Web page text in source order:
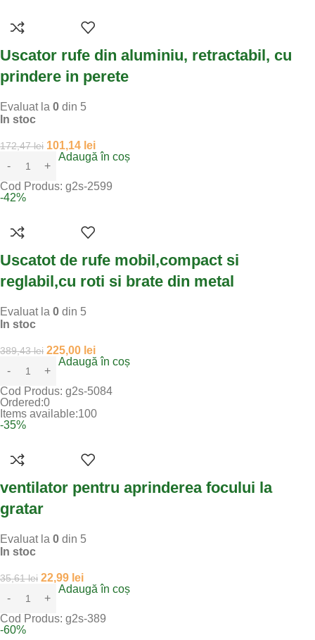
Uscator rufe din aluminiu, retractabil, cu
prindere in perete
Evaluat la 0 din 5
In stoc
172,47lei 101,14 lei
Adaugă în coș
Cod Produs: g2s-2599
-42%
Uscatot de rufe mobil,compact si
reglabil,cu roti si brate din metal
Evaluat la 0 din 5
In stoc
389,43lei 225,00 lei
Adaugă în coș
Cod Produs: g2s-5084
Ordered:0
Items available:100
-35%
ventilator pentru aprinderea focului la
gratar
Evaluat la 0 din 5
In stoc
35,61lei 22,99 lei
Adaugă în coș
Cod Produs: g2s-389
-60%